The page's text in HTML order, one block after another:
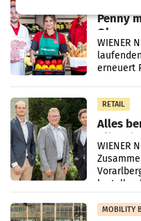
Penny
Ober-
WIENER
erneuert
RETAIL
Alles
WIENER
MOBILITY